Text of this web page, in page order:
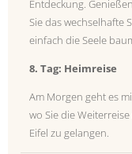
Entdeckung.
Sie das wechselhafte
einfach die Seele
8. Tag: Heimreise
Am Morgen geht es
wo Sie die
Eifel zu gelangen.